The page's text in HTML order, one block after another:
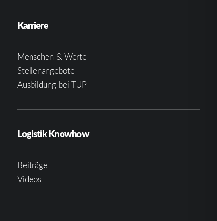
Karriere
Menschen & Werte
Stellenangebote
Ausbildung bei TUP
Logistik Knowhow
Beiträge
Videos